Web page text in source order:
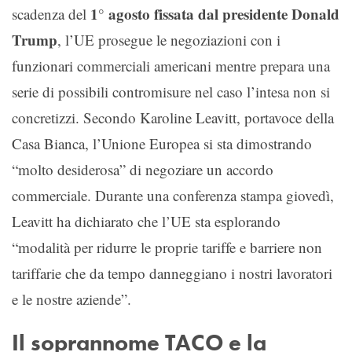
scadenza del 1° agosto fissata dal presidente Donald
Trump, l’UE prosegue le negoziazioni con i
funzionari commerciali americani mentre prepara una
serie di possibili contromisure nel caso l’intesa non si
concretizzi. Secondo Karoline Leavitt, portavoce della
Casa Bianca, l’Unione Europea si sta dimostrando
“molto desiderosa” di negoziare un accordo
commerciale. Durante una conferenza stampa giovedì,
Leavitt ha dichiarato che l’UE sta esplorando
“modalità per ridurre le proprie tariffe e barriere non
tariffarie che da tempo danneggiano i nostri lavoratori
e le nostre aziende”.
Il soprannome TACO e la